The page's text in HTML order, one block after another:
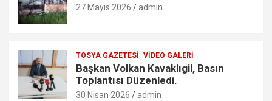
27 Mayıs 2026 admin
TOSYA GAZETESI VIDEO GALERI
Başkan Volkan Kavaklıgil, Basın
Toplantısı Düzenledi.
30 Nisan 2026 admin